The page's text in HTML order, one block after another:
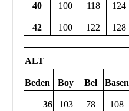
40 100 118 124
42 100 122 128
ALT
Beden Boy Bel Basen
36 103 78 108